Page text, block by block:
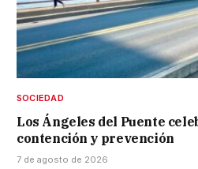
SOCIEDAD
Los Ángeles del Puente
contención y prevención
7 de agosto de 2026